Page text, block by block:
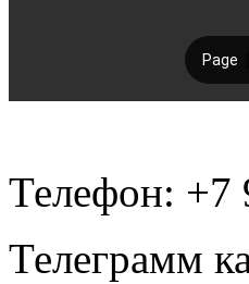
Телефон: +7
Телеграмм